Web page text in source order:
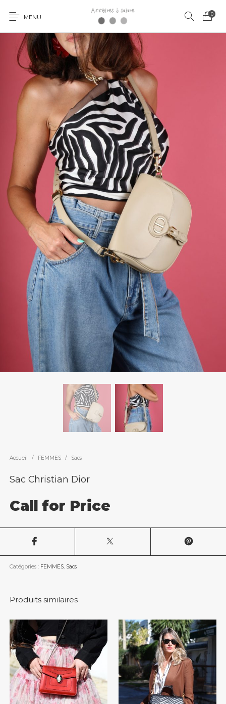
MENU 0
Accueil / FEMMES / Sacs
Sac Christian Dior
Call for Price
Catégories : FEMMES, Sacs
Produits similaires